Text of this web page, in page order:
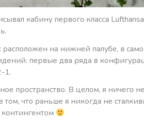
кабину первого класса
на нижней палубе, в
первые два ряда в
1.
пространство. В целом, я ничего
том, что раньше я никогда не